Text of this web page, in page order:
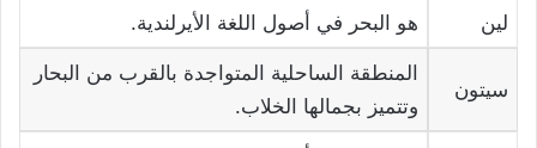
لين هو البحر في أصول اللغة الأيرلندية.
سيتون
المنطقة الساحلية المتواجدة بالقرب من البحار
وتتميز بجمالها الخلاب.